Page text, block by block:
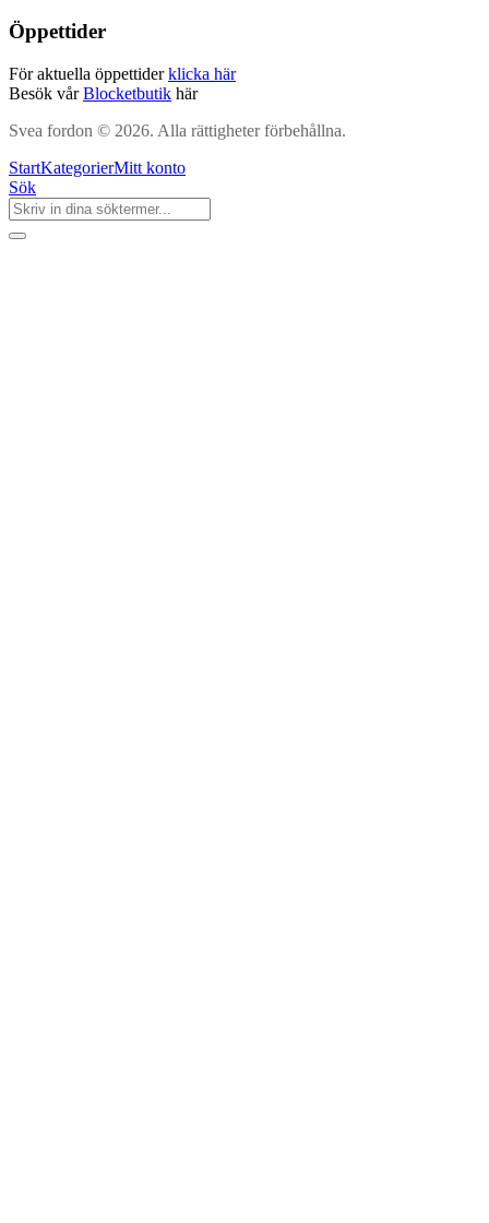
Öppettider
För aktuella öppettiderklicka här
Besök vårBlocketbutik här
Svea fordon © 2026. Alla rättigheter förbehållna.
StartKategorierMitt konto
Sök